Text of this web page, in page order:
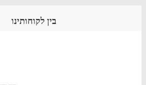
בין לקוחותינו